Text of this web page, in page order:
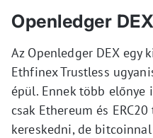
Openledger DEX
Az Openledger DEX egy
Ethfinex Trustless
épül. Ennek több előnye
csak Ethereum és
kereskedni, de